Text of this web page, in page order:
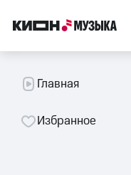
Главная
Избранное